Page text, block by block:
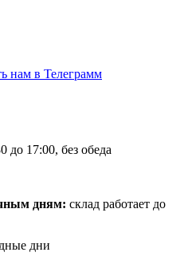
нам в Телеграмм
до 17:00, без обеда
дням: склад работает до
дни